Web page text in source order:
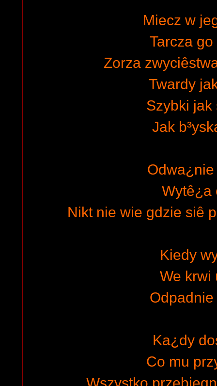
Miecz w
Tarcza
Zorza
Twardy
Szybki jak
Jak
Wytê¿a
Nikt nie wie gdzie siê
Kiedy
We krwi
Odpadnie
Ka¿dy
Co mu